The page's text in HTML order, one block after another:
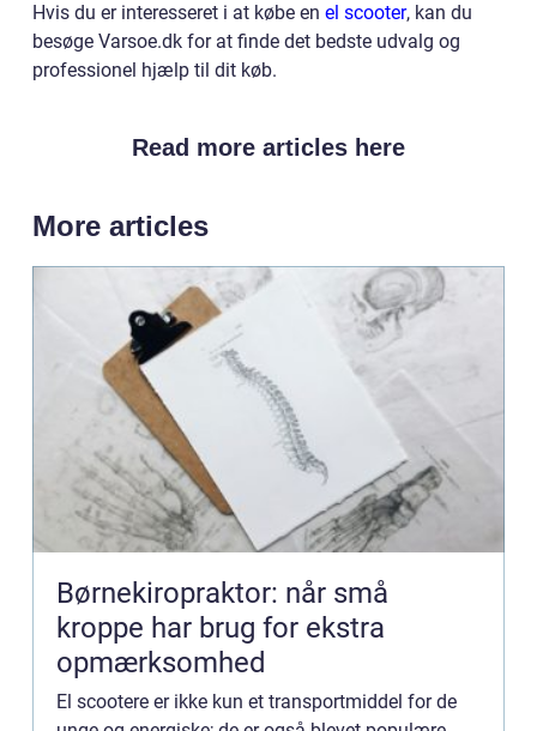
Hvis du er interesseret i at købe en el scooter, kan du
besøge Varsoe.dk for at finde det bedste udvalg og
professionel hjælp til dit køb.
Read more articles here
More articles
Børnekiropraktor: når små
kroppe har brug for ekstra
opmærksomhed
El scootere er ikke kun et transportmiddel for de